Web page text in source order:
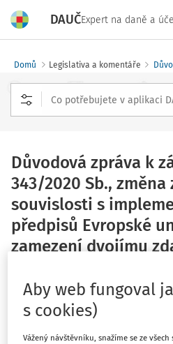
DAUČExpert na daně a
Domů Legislativa a komentáře
Důvodová zpráva k
343/2020 Sb., změna
souvislosti s
předpisů Evropské
zamezení dvojímu
Vydáno: 30. 7. 2019
Související dokumenty (14)
I. Obecná část
Aby web fungoval
s cookies)
Vážený návštěvníku, snažíme se ze